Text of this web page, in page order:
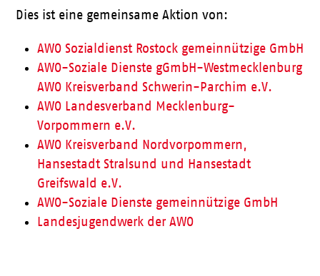
Dies ist eine gemeinsame Aktion von:
AWO Sozialdienst Rostock gemeinnützige GmbH
AWO-Soziale Dienste gGmbH-Westmecklenburg
AWO Kreisverband Schwerin-Parchim e.V.
AWO Landesverband Mecklenburg-
Vorpommern e.V.
AWO Kreisverband Nordvorpommern,
Hansestadt Stralsund und Hansestadt
Greifswald e.V.
AWO-Soziale Dienste gemeinnützige GmbH
Landesjugendwerk der AWO